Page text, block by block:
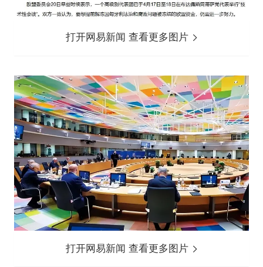
打开网易新闻 查看更多图片
打开网易新闻 查看更多图片